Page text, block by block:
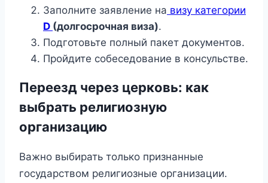
Заполните заявление на визу категории
D (долгосрочная виза).
Подготовьте полный пакет документов.
Пройдите собеседование в консульстве.
Переезд через церковь: как
выбрать религиозную
организацию
Важно выбирать только признанные
государством религиозные организации.